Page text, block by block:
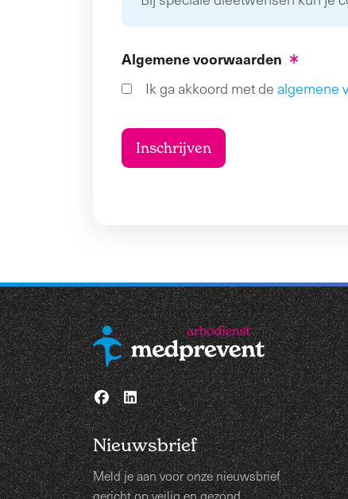
Algemene voorwaarden
Ik ga akkoord met de algemene
Nieuwsbrief
Meld je aan voor onze nieuwsbrief
gericht op veilig en gezond